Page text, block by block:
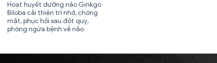
Hoạt huyết dưỡng não Ginkgo
Biloba cải thiện trí nhớ, chóng
mặt, phục hồi sau đột quỵ,
phòng ngừa bệnh về não